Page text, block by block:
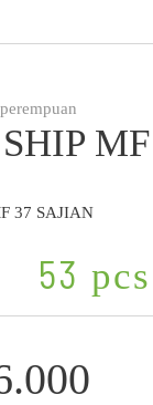
37 SAJIAN
53 pcs